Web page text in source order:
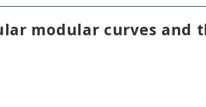
modular curves and